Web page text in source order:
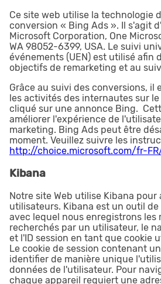
Ce site web utilise la technologie
conversion « Bing Ads ». Il s'agit
Microsoft Corporation, One
WA 98052-6399, USA. Le suivi
événements (UEN) est utilisé afin
objectifs de remarketing et au
Grâce au suivi des conversions, il
les activités des internautes sur
cliqué sur une annonce Bing.
améliorer l'expérience de
marketing. Bing Ads peut être
moment. Veuillez suivre les
http://choice.microsoft.com/fr-
Kibana
Notre site Web utilise Kibana
utilisateurs. Kibana est un outil
avec lequel nous enregistrons les
recherchés par un utilisateur, le
et l'ID session en tant que cookie
Le cookie de session contenant
identifier de manière unique
données de l'utilisateur. Pour
chaque appareil requiert une